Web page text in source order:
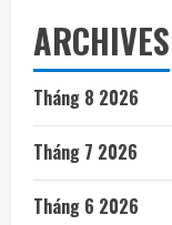
ARCHIVES
Tháng 8 2026
Tháng 7 2026
Tháng 6 2026